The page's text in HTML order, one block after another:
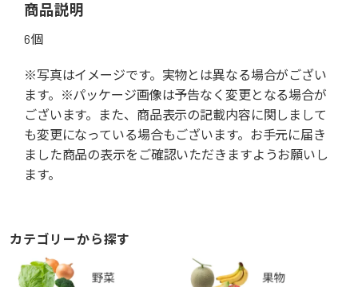
商品説明
6個
※写真はイメージです。実物とは異なる場合がござい
ます。※パッケージ画像は予告なく変更となる場合が
ございます。また、商品表示の記載内容に関しまして
も変更になっている場合もございます。お手元に届き
ました商品の表示をご確認いただきますようお願いし
ます。
カテゴリーから探す